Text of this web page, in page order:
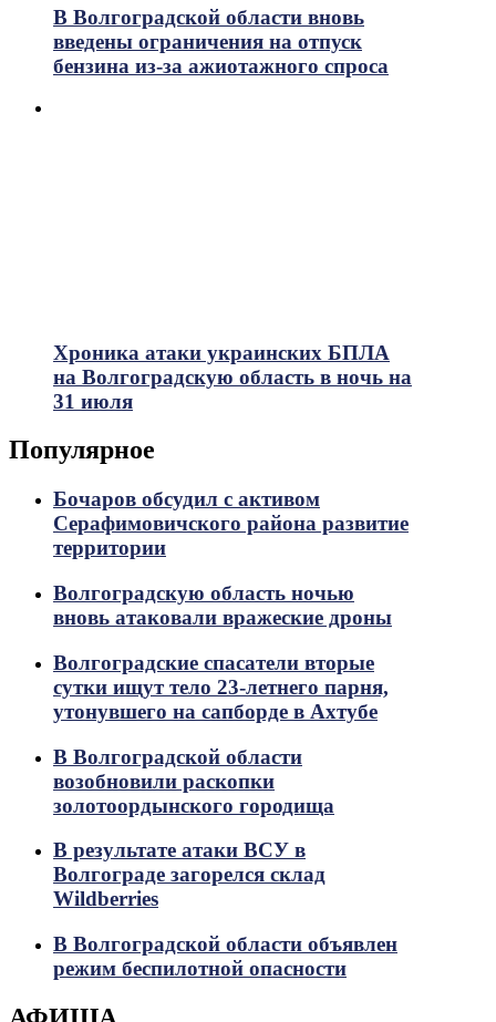
В Волгоградской области вновь
введены ограничения на отпуск
бензина из-за ажиотажного спроса
Хроника атаки украинских БПЛА
на Волгоградскую область в ночь на
31 июля
Популярное
Бочаров обсудил с активом
Серафимовичского района развитие
территории
Волгоградскую область ночью
вновь атаковали вражеские дроны
Волгоградские спасатели вторые
сутки ищут тело 23-летнего парня,
утонувшего на сапборде в Ахтубе
В Волгоградской области
возобновили раскопки
золотоордынского городища
В результате атаки ВСУ в
Волгограде загорелся склад
Wildberries
В Волгоградской области объявлен
режим беспилотной опасности